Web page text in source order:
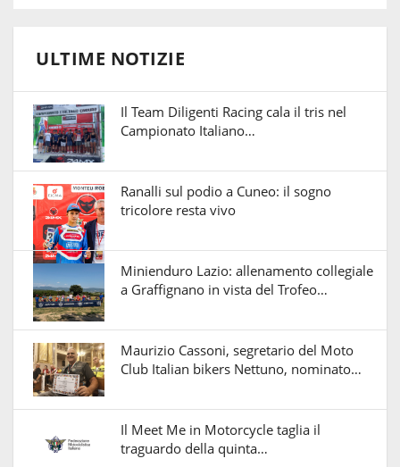
ULTIME NOTIZIE
Il Team Diligenti Racing cala il tris nel
Campionato Italiano…
Ranalli sul podio a Cuneo: il sogno
tricolore resta vivo
Minienduro Lazio: allenamento collegiale
a Graffignano in vista del Trofeo…
Maurizio Cassoni, segretario del Moto
Club Italian bikers Nettuno, nominato…
Il Meet Me in Motorcycle taglia il
traguardo della quinta…